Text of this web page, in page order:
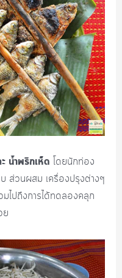
น้ำพริกเห็ด โดยนักท่อง
ส่วนผสม เครื่องปรุงต่างๆ
มไปถึงการได้ทดลองคลุก
ย